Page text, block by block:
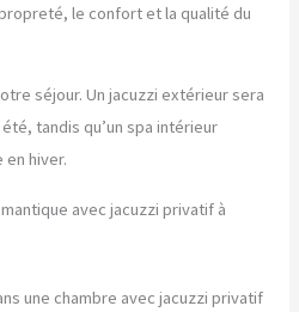
le confort et la qualité du
séjour. Un jacuzzi extérieur sera
tandis qu’un spa intérieur
hiver.
avec jacuzzi privatif à
une chambre avec jacuzzi privatif